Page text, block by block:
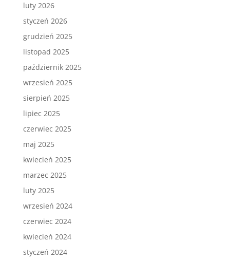
luty 2026
styczeń 2026
grudzień 2025
listopad 2025
październik 2025
wrzesień 2025
sierpień 2025
lipiec 2025
czerwiec 2025
maj 2025
kwiecień 2025
marzec 2025
luty 2025
wrzesień 2024
czerwiec 2024
kwiecień 2024
styczeń 2024